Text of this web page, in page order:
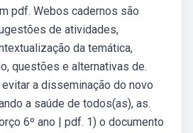
pdf. Webos cadernos são
de atividades,
da temática,
questões e alternativas de.
a disseminação do novo
a saúde de todos(as), as.
6º ano | pdf. 1) o documento